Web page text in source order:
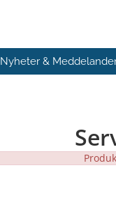
Nyheter &